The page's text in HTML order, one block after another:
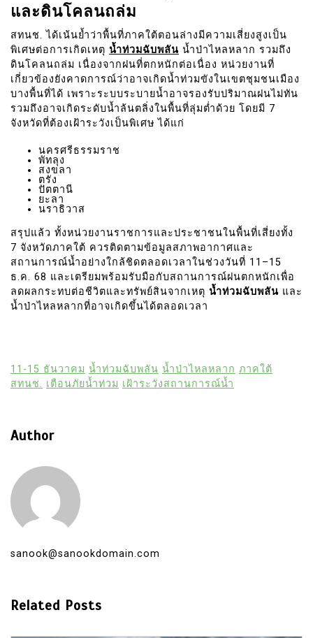
และดินโคลนถล่ม
สทนช. ได้เน้นย้ำว่าพื้นที่ภาคใต้ตอนล่างมีความเสี่ยงสูงเป็น
พิเศษต่อการเกิดเหตุ น้ำท่วมฉับพลัน น้ำป่าไหลหลาก รวมถึง
ดินโคลนถล่ม เนื่องจากฝนที่ตกหนักต่อเนื่อง หน่วยงานที่
เกี่ยวข้องยังคาดการณ์ว่าอาจเกิดน้ำท่วมขังในเขตชุมชนเมือง
บางพื้นที่ได้ เพราะระบบระบายน้ำอาจรองรับปริมาณฝนไม่ทัน
รวมถึงอาจเกิดระดับน้ำล้นตลิ่งในพื้นที่ลุ่มต่ำด้วย โดยมี 7
จังหวัดที่ต้องเฝ้าระวังเป็นพิเศษ ได้แก่
นครศรีธรรมราช
พัทลุง
สงขลา
ตรัง
ปัตตานี
ยะลา
นราธิวาส
สรุปแล้ว ทั้งหน่วยงานราชการและประชาชนในพื้นที่เสี่ยงทั้ง
7 จังหวัดภาคใต้ ควรติดตามข้อมูลสภาพอากาศและ
สถานการณ์น้ำอย่างใกล้ชิดตลอดเวลาในช่วงวันที่ 11–15
ธ.ค. 68 และเตรียมพร้อมรับมือกับสถานการณ์ฝนตกหนักเพื่อ
ลดผลกระทบต่อชีวิตและทรัพย์สินจากเหตุ น้ำท่วมฉับพลัน และ
น้ำป่าไหลหลากที่อาจเกิดขึ้นได้ตลอดเวลา
11-15 ธันวาคม น้ำท่วมฉับพลัน น้ำป่าไหลหลาก ภาคใต้
สทนช. เตือนภัยน้ำท่วม เฝ้าระวังสถานการณ์น้ำ
Author
sanook@sanookdomain.com
Related Posts